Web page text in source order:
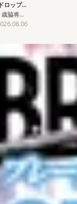
ロップ…
歳脇将…